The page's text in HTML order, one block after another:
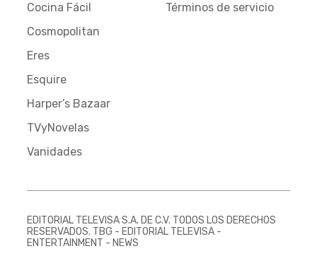
Cocina Fácil
Cosmopolitan
Eres
Esquire
Harper’s Bazaar
TVyNovelas
Vanidades
Términos de servicio
EDITORIAL TELEVISA S.A. DE C.V. TODOS LOS DERECHOS
RESERVADOS. TBG - EDITORIAL TELEVISA -
ENTERTAINMENT - NEWS